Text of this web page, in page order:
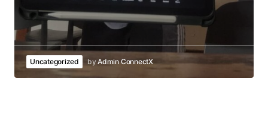
Uncategorized byAdmin ConnectX